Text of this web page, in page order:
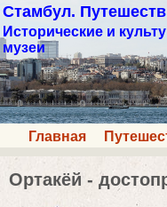
Стамбул.
Исторические и
музеи
Главная
Ортакёй -